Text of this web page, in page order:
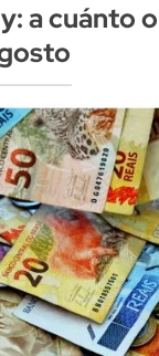
a cuánto